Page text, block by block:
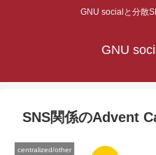
GNU socialと分散
GNU
SNS関係のAdvent
centralized/other